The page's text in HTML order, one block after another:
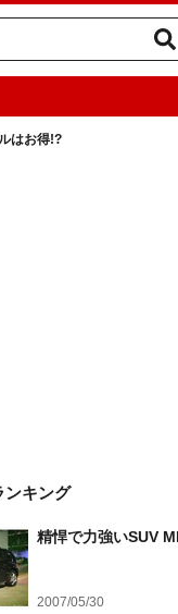
はお得!?
ンキング
精悍で力強いSUV
2007/05/30